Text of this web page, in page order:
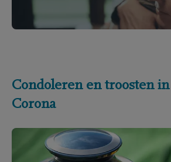
Condoleren en troosten
Corona